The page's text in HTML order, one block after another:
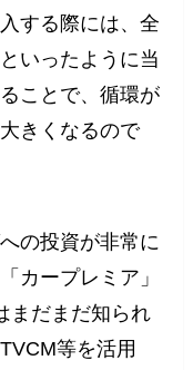
する際には、全
いったように当
ことで、循環が
きくなるので
の投資が非常に
カープレミア」
まだまだ知られ
等を活用